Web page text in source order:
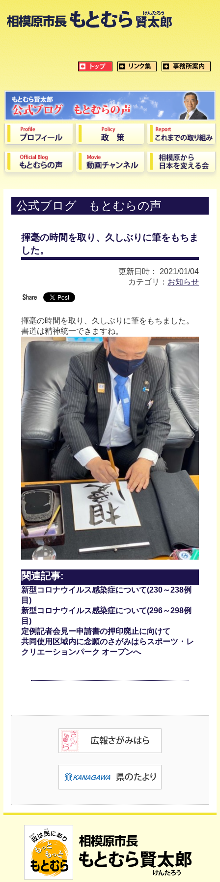
公式ブログ もとむらの声
揮毫の時間を取り、久しぶりに筆をもちま
した。
更新日時： 2021/01/04
カテゴリ： お知らせ
揮毫の時間を取り、久しぶりに筆をもちました。
書道は精神統一できますね。
関連記事:
新型コロナウイルス感染症について(230～238例
目)
新型コロナウイルス感染症について(296～298例
目)
定例記者会見ー申請書の押印廃止に向けて
共同使用区域内に念願のさがみはらスポーツ・レ
クリエーションパーク オープンへ